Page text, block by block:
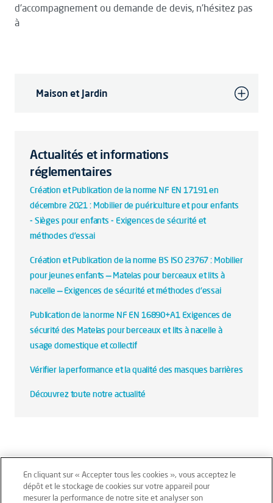
d'accompagnement ou demande de devis, n’hésitez pas
à
Maison et Jardin
Actualités et informations
réglementaires
Création et Publication de la norme NF EN 17191 en
décembre 2021 : Mobilier de puériculture et pour enfants
- Sièges pour enfants - Exigences de sécurité et
méthodes d'essai
Création et Publication de la norme BS ISO 23767 : Mobilier
pour jeunes enfants — Matelas pour berceaux et lits à
nacelle — Exigences de sécurité et méthodes d'essai
Publication de la norme NF EN 16890+A1 Exigences de
sécurité des Matelas pour berceaux et lits à nacelle à
usage domestique et collectif
Vérifier la performance et la qualité des masques barrières
Découvrez toute notre actualité
En cliquant sur « Accepter tous les cookies », vous acceptez le
dépôt et le stockage de cookies sur votre appareil pour
mesurer la performance de notre site et analyser son